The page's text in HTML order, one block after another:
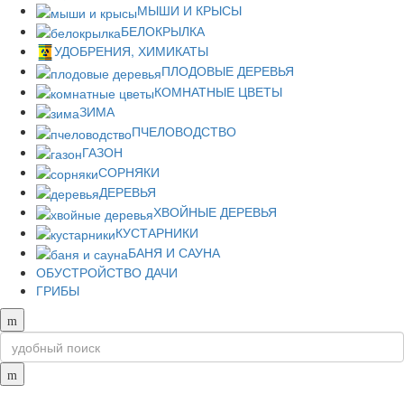
МЫШИ И КРЫСЫ
БЕЛОКРЫЛКА
УДОБРЕНИЯ, ХИМИКАТЫ
ПЛОДОВЫЕ ДЕРЕВЬЯ
КОМНАТНЫЕ ЦВЕТЫ
ЗИМА
ПЧЕЛОВОДСТВО
ГАЗОН
СОРНЯКИ
ДЕРЕВЬЯ
ХВОЙНЫЕ ДЕРЕВЬЯ
КУСТАРНИКИ
БАНЯ И САУНА
ОБУСТРОЙСТВО ДАЧИ
ГРИБЫ